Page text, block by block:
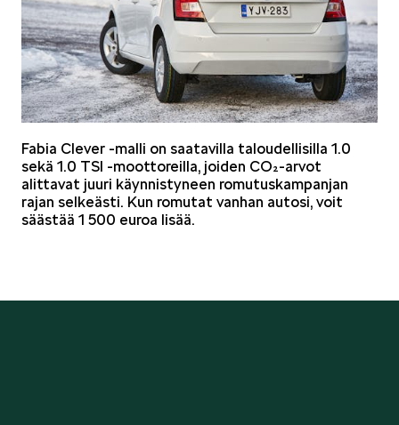
PEAQ
Fabia Clever -malli on saatavilla taloudellisilla 1.0
sekä 1.0 TSI -moottoreilla, joiden CO₂-arvot
alittavat juuri käynnistyneen romutuskampanjan
rajan selkeästi. Kun romutat vanhan autosi, voit
säästää 1 500 euroa lisää.